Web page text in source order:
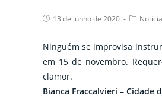
Post13 de junho de 2020
Post
Ninguém se improvisa
em 15 de novembro.
clamor.
Bianca Fraccalvieri – Cidade